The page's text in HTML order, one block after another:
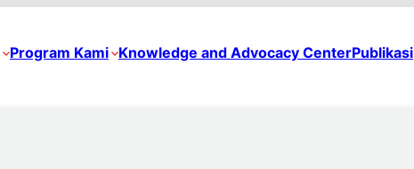
Program Kami Knowledge and Advocacy CenterPublikasi